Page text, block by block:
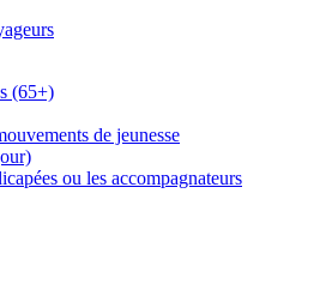
(65+)
de jeunesse
ou les accompagnateurs